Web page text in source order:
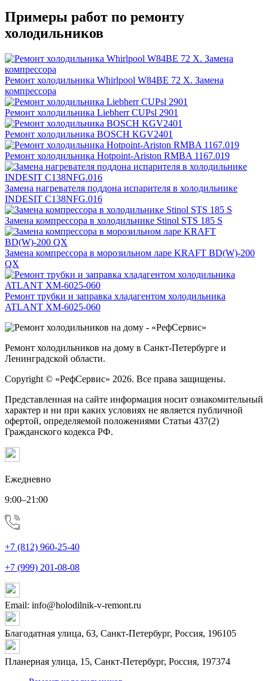
Примеры работ по ремонту
холодильников
Ремонт холодильника Whirlpool W84BE 72 X. Замена
компрессора
Ремонт холодильника Liebherr CUPsl 2901
Ремонт холодильника BOSCH KGV2401
Ремонт холодильника Hotpoint-Ariston RMBA 1167.019
Замена нагревателя поддона испарителя в холодильнике
INDESIT C138NFG.016
Замена компрессора в холодильнике Stinol STS 185 S
Замена компрессора в морозильном ларе KRAFT BD(W)-200
QX
Ремонт трубки и заправка хладагентом холодильника
ATLANT ХМ-6025-060
Ремонт холодильников на дому в Санкт-Петербурге и
Ленинградской области.
Copyright © «РефСервис» 2026. Все права защищены.
Представленная на сайте информация носит ознакомительный
характер и ни при каких условиях не является публичной
офертой, определяемой положениями Статьи 437(2)
Гражданского кодекса РФ.
Ежедневно
9:00–21:00
+7 (812) 960-25-40
+7 (999) 201-08-08
Email: info@holodilnik-v-remont.ru
Благодатная улица, 63, Санкт-Петербург, Россия, 196105
Планерная улица, 15, Санкт-Петербург, Россия, 197374